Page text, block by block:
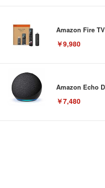
Amazon Fire
￥9,980
Amazon Echo
￥7,480
[EdoErgo] オ
EIZO ビジネス
Amazonベー